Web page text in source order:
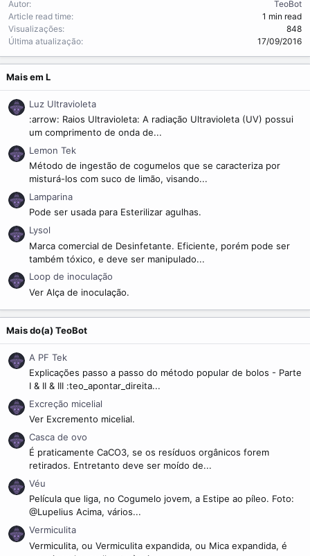
e
e
Autor
TeoBot
Article read time
1 min read
Visualizações
848
Última atualização
17/09/2016
Mais em L
Luz Ultravioleta
:arrow: Raios Ultravioleta: A radiação Ultravioleta (UV) possui
um comprimento de onda de...
Lemon Tek
Método de ingestão de cogumelos que se caracteriza por
misturá-los com suco de limão, visando...
Lamparina
Pode ser usada para Esterilizar agulhas.
Lysol
Marca comercial de Desinfetante. Eficiente, porém pode ser
também tóxico, e deve ser manipulado...
Loop de inoculação
Ver Alça de inoculação.
Mais do(a) TeoBot
A PF Tek
Explicações passo a passo do método popular de bolos - Parte
I & II & III :teo_apontar_direita...
Excreção micelial
Ver Excremento micelial.
Casca de ovo
É praticamente CaCO3, se os resíduos orgânicos forem
retirados. Entretanto deve ser moído de...
Véu
Película que liga, no Cogumelo jovem, a Estipe ao píleo. Foto:
@Lupelius Acima, vários...
Vermiculita
Vermiculita, ou Vermiculita expandida, ou Mica expandida, é